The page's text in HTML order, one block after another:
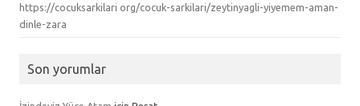
https://cocuksarkilari org/cocuk-sarkilari/zeytinyagli-yiyemem-aman-
dinle-zara
Son yorumlar